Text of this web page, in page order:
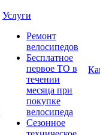
Услуги
Ремонт
велосипедов
Бесплатное
первое ТО в
течении
месяца при
покупке
велосипеда
Сезонное